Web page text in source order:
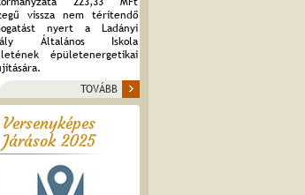
vissza nem térítendő
nyert a Ladányi
Általános Iskola
épületenergetikai
TOVÁBB
Versenyképes
Járások 2025